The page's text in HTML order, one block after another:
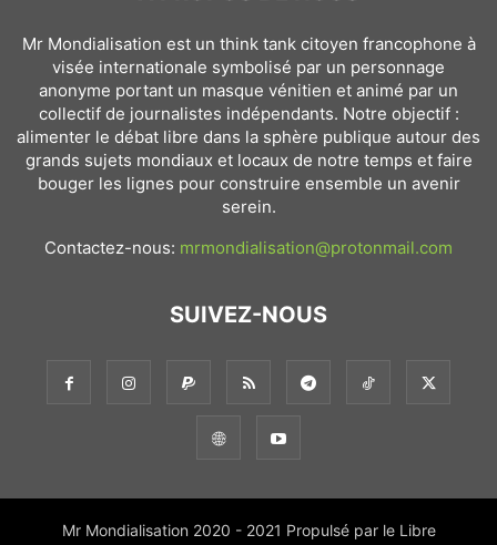
Mr Mondialisation est un think tank citoyen francophone à
visée internationale symbolisé par un personnage
anonyme portant un masque vénitien et animé par un
collectif de journalistes indépendants. Notre objectif :
alimenter le débat libre dans la sphère publique autour des
grands sujets mondiaux et locaux de notre temps et faire
bouger les lignes pour construire ensemble un avenir
serein.
Contactez-nous: mrmondialisation@protonmail.com
SUIVEZ-NOUS
Mr Mondialisation 2020 - 2021 Propulsé par le Libre